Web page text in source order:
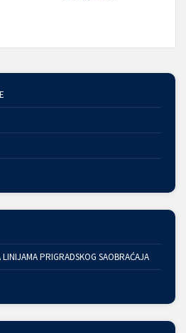
PRIGRADSKOG SAOBRAĆAJA